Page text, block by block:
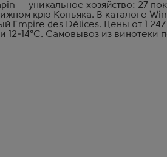
— уникальное хозяйство: 27
крю Коньяка. В каталоге
Empire des Délices. Цены от 1
14°C. Самовывоз из